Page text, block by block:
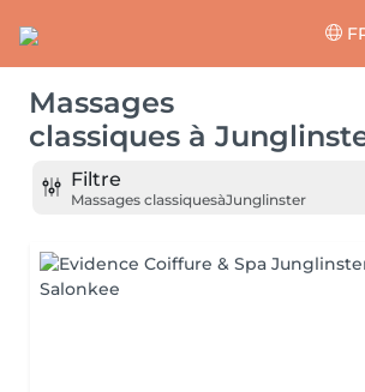
Massages
classiques à
Filtre
Massages classiquesàJunglinster